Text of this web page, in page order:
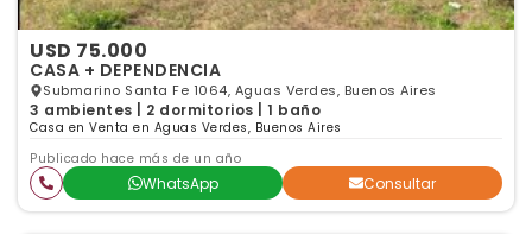
USD 75.000
CASA + DEPENDENCIA
Submarino Santa Fe 1064, Aguas Verdes, Buenos Aires
3 ambientes | 2 dormitorios | 1 baño
Casa en Venta en Aguas Verdes, Buenos Aires
Publicado hace más de un año
WhatsApp Consultar